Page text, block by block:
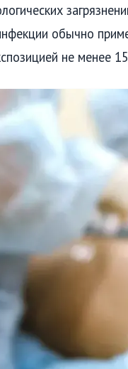
обычно
не менее